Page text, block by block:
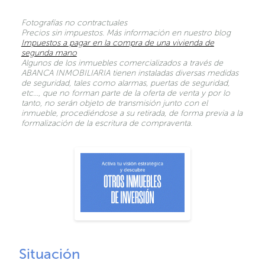
Fotografías no contractuales
Precios sin impuestos. Más información en nuestro blog
Impuestos a pagar en la compra de una vivienda de
segunda mano
Algunos de los inmuebles comercializados a través de
ABANCA INMOBILIARIA tienen instaladas diversas medidas
de seguridad, tales como alarmas, puertas de seguridad,
etc…, que no forman parte de la oferta de venta y por lo
tanto, no serán objeto de transmisión junto con el
inmueble, procediéndose a su retirada, de forma previa a la
formalización de la escritura de compraventa.
Situación